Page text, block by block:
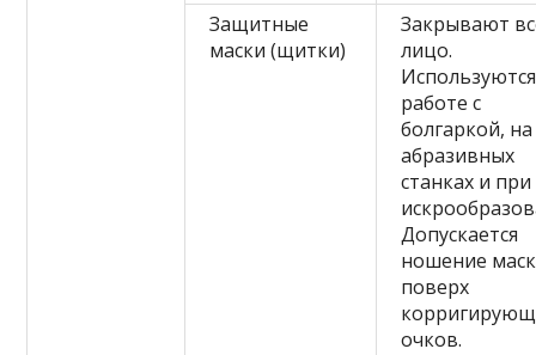
Защитные
маски (щитки)
Закрывают
лицо.
работе с
болгаркой, на
абразивных
станках и при
Допускается
ношение
поверх
очков.